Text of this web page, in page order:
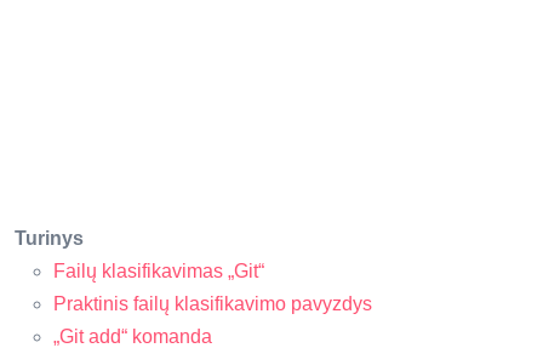
Turinys
Failų klasifikavimas „Git“
Praktinis failų klasifikavimo pavyzdys
„Git add“ komanda